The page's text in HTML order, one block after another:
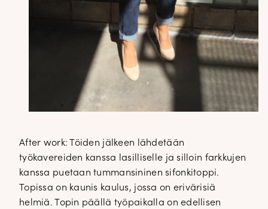
After work: Töiden jälkeen lähdetään
työkavereiden kanssa lasilliselle ja silloin farkkujen
kanssa puetaan tummansininen sifonkitoppi.
Topissa on kaunis kaulus, jossa on erivärisiä
helmiä. Topin päällä työpaikalla on edellisen